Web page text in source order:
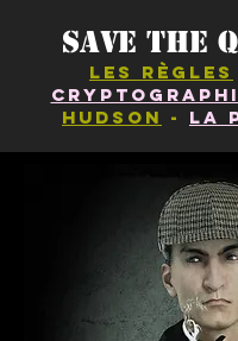
Save the
Les règles
Hudson - la